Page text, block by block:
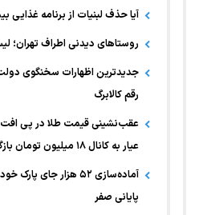
آیا حذف لبنیات از برنامه
روستاهای دیدنی اطراف تهران؛
جدیدترین اظهارات سخنگوی
رقم کالابرگ
عیار به کانال ۱۸ میلیون تومان بازگشت
آماده‌سازی ۵۲ هزار جای
پایانی صفر